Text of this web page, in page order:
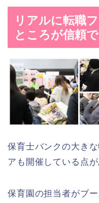
リアルに転職
ところが信頼
保育士バンクの大き
アも開催している点が
保育園の担当者がブ